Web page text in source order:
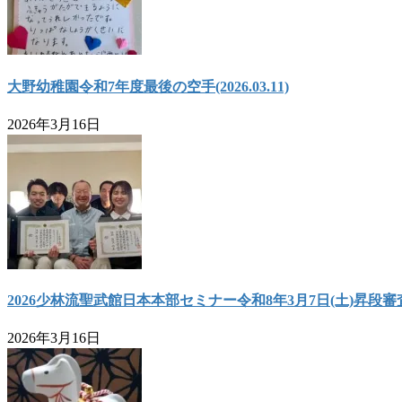
大野幼稚園令和7年度最後の空手(2026.03.11)
2026年3月16日
2026少林流聖武館日本本部セミナー令和8年3月7日(土)昇段審
2026年3月16日